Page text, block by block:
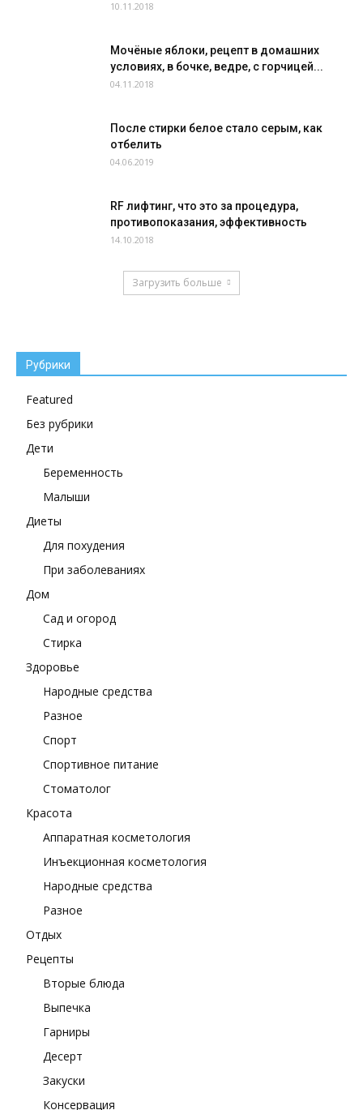
10.11.2018
Мочёные яблоки, рецепт в домашних
условиях, в бочке, ведре, с горчицей...
04.11.2018
После стирки белое стало серым, как
отбелить
04.06.2019
RF лифтинг, что это за процедура,
противопоказания, эффективность
14.10.2018
Загрузить больше
Рубрики
Featured
Без рубрики
Дети
Беременность
Малыши
Диеты
Для похудения
При заболеваниях
Дом
Сад и огород
Стирка
Здоровье
Народные средства
Разное
Спорт
Спортивное питание
Стоматолог
Красота
Аппаратная косметология
Инъекционная косметология
Народные средства
Разное
Отдых
Рецепты
Вторые блюда
Выпечка
Гарниры
Десерт
Закуски
Консервация